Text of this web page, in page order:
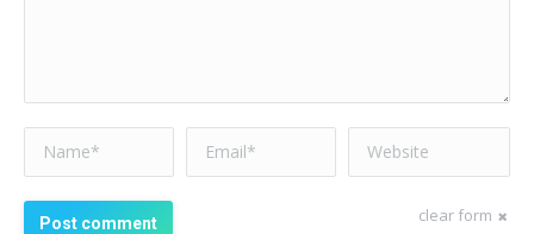
Name * Email * Website
clear form
Post comment